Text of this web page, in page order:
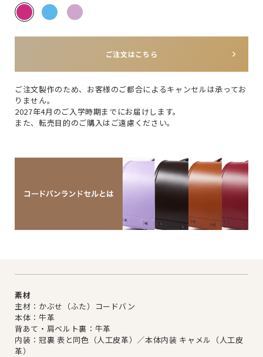
ご注文はこちら
ご注文製作のため、お客様のご都合によるキャンセルは承ってお
りません。
2027年4月のご入学時期までにお届けします。
また、転売目的のご購入はご遠慮ください。
素材
主材：かぶせ（ふた）コードバン
本体：牛革
背あて・肩ベルト裏：牛革
内装：冠裏 表と同色（人工皮革）／本体内装 キャメル（人工皮
革）